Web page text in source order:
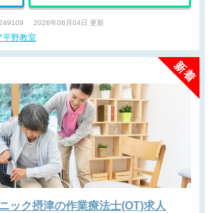
2026年08月04日 更新
平野教室
ック摂津の作業療法士(OT)求人